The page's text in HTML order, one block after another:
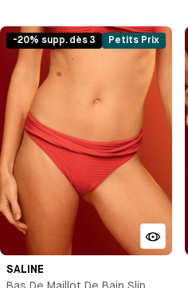
-20% supp. dès 3 Petits Prix
SALINE